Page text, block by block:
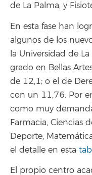
de La Palma, y
En esta fase han
algunos de los
la Universidad de
grado en Bellas
de 12,1; o el de
con un 11,76. Por
como muy
Farmacia, Ciencias
Deporte,
el detalle en esta
El propio centro